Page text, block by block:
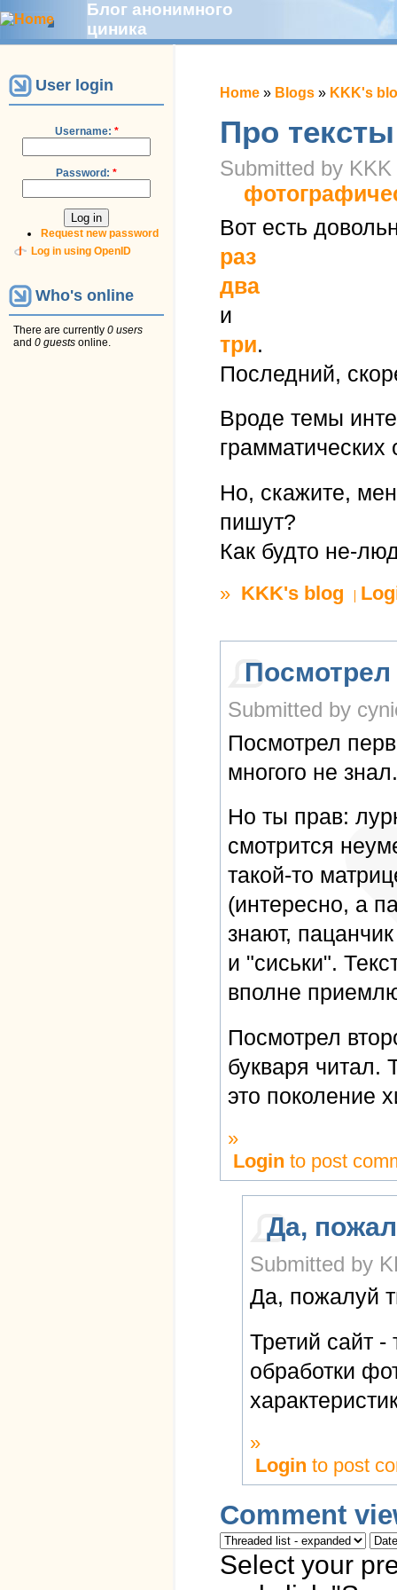
Блог анонимного
циника
User login
Username: *
Password: *
Request new password
Log in using OpenID
Who's online
There are currently 0 users
and 0 guests online.
Home » Blogs » KKK's
Про
Submitted by
Вот есть
раз
два
и
три.
Последний,
Вроде темы
грамматических
Но, скажите,
пишут?
Как будто не-
» KKK's blog
Посмотрел
Submitted by
Посмотрел
многого не знал.
Но ты прав:
смотрится
такой-то
(интересно, а
знают,
и "сиськи".
вполне
Посмотрел
букваря читал.
это поколение
»
Login to post
Да,
Submitted by
Да, пожалуй
Третий сайт
обработки
»
Login to post
Comment
Select your